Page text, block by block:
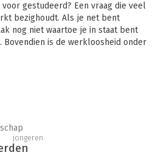
gestudeerd? Een vraag die veel
bezighoudt. Als je net bent
nog niet waartoe je in staat bent
is de werkloosheid onder
komen, investeren in jezelf,
jezelf beginnen.
jongeren